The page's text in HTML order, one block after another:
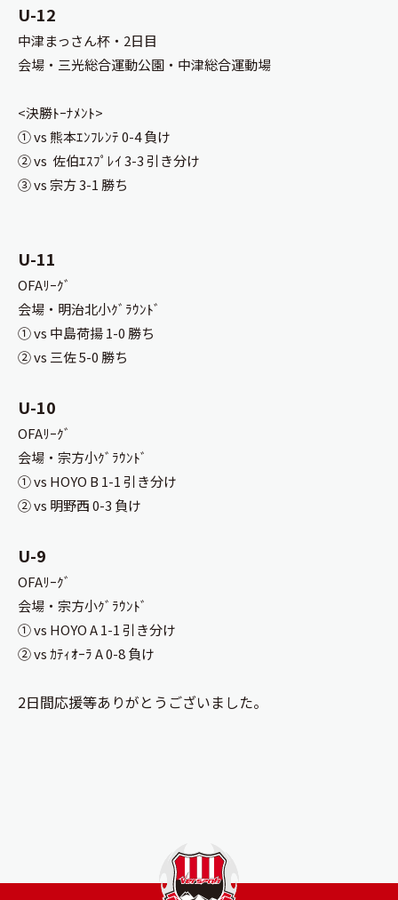
U-12
中津まっさん杯・2日目
会場・三光総合運動公園・中津総合運動場
<決勝ﾄｰﾅﾒﾝﾄ>
① vs 熊本ｴﾝﾌﾚﾝﾃ 0-4 負け
② vs 佐伯ｴｽﾌﾟﾚｲ 3-3 引き分け
③ vs 宗方 3-1 勝ち
U-11
OFAﾘｰｸﾞ
会場・明治北小ｸﾞﾗｳﾝﾄﾞ
① vs 中島荷揚 1-0 勝ち
② vs 三佐 5-0 勝ち
U-10
OFAﾘｰｸﾞ
会場・宗方小ｸﾞﾗｳﾝﾄﾞ
① vs HOYO B 1-1 引き分け
② vs 明野西 0-3 負け
U-9
OFAﾘｰｸﾞ
会場・宗方小ｸﾞﾗｳﾝﾄﾞ
① vs HOYO A 1-1 引き分け
② vs ｶﾃｨｵｰﾗ A 0-8 負け
2日間応援等ありがとうございました。